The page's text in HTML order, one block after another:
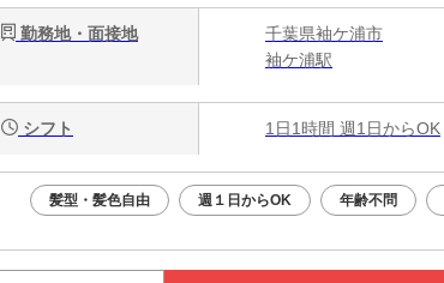
勤務地・面接地
千葉県袖ケ浦市
袖ケ浦駅
シフト 1日1時間 週1日からOK
髪型・髪色自由 週１日からOK 年齢不問